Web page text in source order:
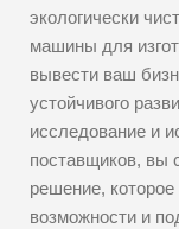
экологически
машины для
вывести ваш
устойчивого
исследование и
поставщиков, вы
решение,
возможности и